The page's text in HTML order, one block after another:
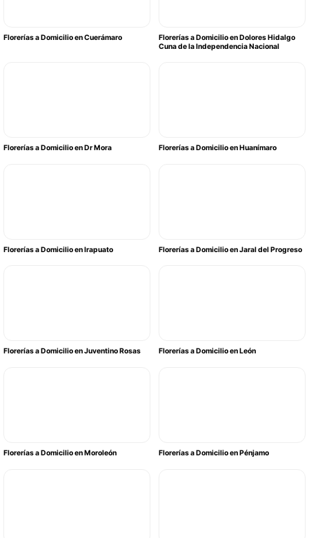
Florerías a Domicilio en Cuerámaro
Florerías a Domicilio en Dolores Hidalgo
Cuna de la Independencia Nacional
Florerías a Domicilio en Dr Mora Florerías a Domicilio en Huanímaro
Florerías a Domicilio en Irapuato Florerías a Domicilio en Jaral del Progreso
Florerías a Domicilio en Juventino Rosas Florerías a Domicilio en León
Florerías a Domicilio en Moroleón Florerías a Domicilio en Pénjamo